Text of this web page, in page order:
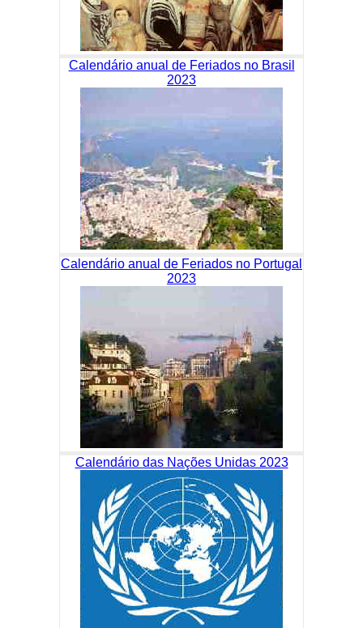
Calendário anual de Feriados no Brasil
2023
Calendário anual de Feriados no Portugal
2023
Calendário das Nações Unidas 2023